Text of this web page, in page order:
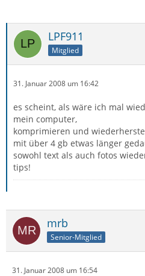
LPF911
Mitglied
31. Januar 2008 um 16:42
es scheint, als wäre ich mal
mein computer,
komprimieren und
mit über 4 gb etwas länger
sowohl text als auch fotos
tips!
mrb
Senior-Mitglied
31. Januar 2008 um 16:54